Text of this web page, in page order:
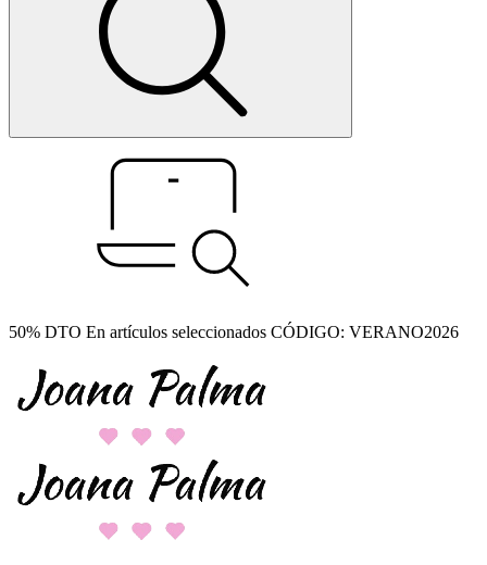
50% DTO En artículos seleccionados CÓDIGO: VERANO2026